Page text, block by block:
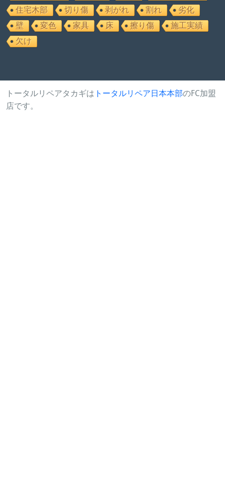
住宅木部
切り傷 剥がれ 割れ
劣化
壁
変色 家具 床 擦り傷
施工実績
欠け
トータルリペアタカギは トータルリペア日本本部のFC加盟
店です。